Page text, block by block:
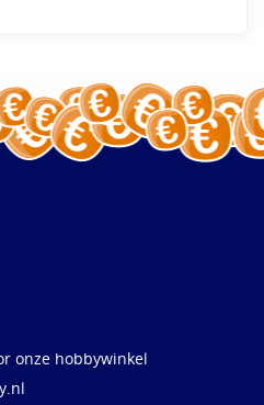
onze hobbywinkel